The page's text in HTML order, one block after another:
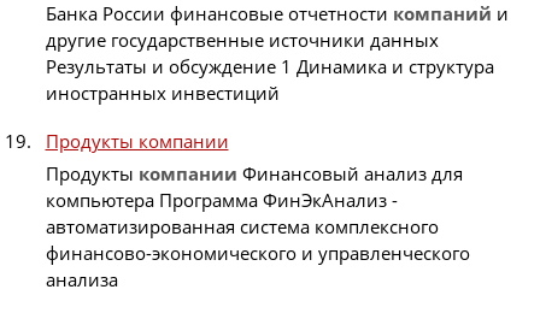
Банка России финансовые отчетности компаний и
другие государственные источники данных
Результаты и обсуждение 1 Динамика и структура
иностранных инвестиций
Продукты компании
Продукты компании Финансовый анализ для
компьютера Программа ФинЭкАнализ -
автоматизированная система комплексного
финансово-экономического и управленческого
анализа